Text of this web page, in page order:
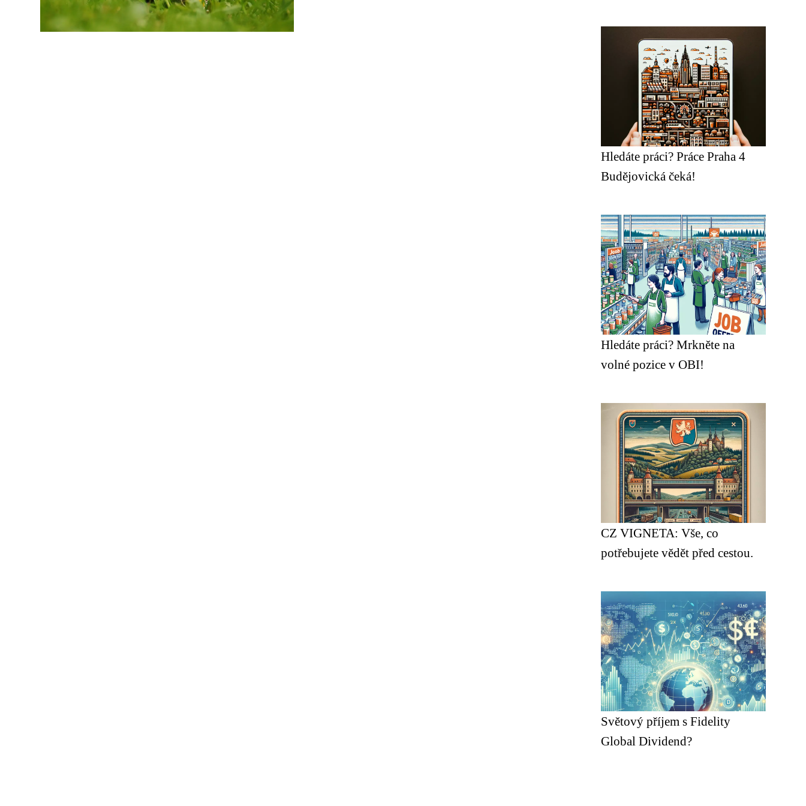
Hledáte práci? Práce Praha 4
Budějovická čeká!
Hledáte práci? Mrkněte na
volné pozice v OBI!
CZ VIGNETA: Vše, co
potřebujete vědět před cestou.
Světový příjem s Fidelity
Global Dividend?